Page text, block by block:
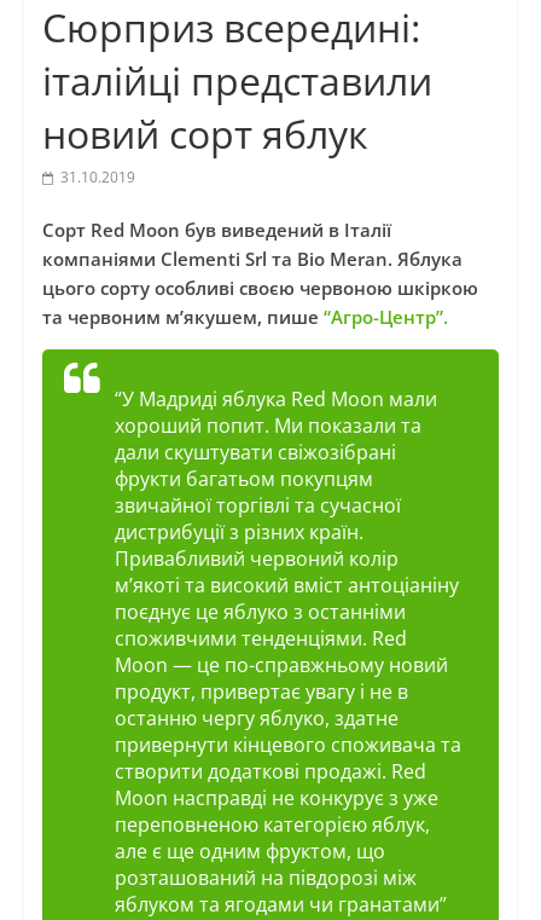
Сюрприз всередині:
італійці представили
новий сорт яблук
31.10.2019
Сорт Red Moon був виведений в Італії
компаніями Clementi Srl та Bio Meran. Яблука
цього сорту особливі своєю червоною шкіркою
та червоним м’якушем, пише “Агро-Центр”.
“У Мадриді яблука Red Moon мали
хороший попит. Ми показали та
дали скуштувати свіжозібрані
фрукти багатьом покупцям
звичайної торгівлі та сучасної
дистрибуції з різних країн.
Привабливий червоний колір
м’якоті та високий вмістантоціаніну
поєднує це яблуко з останніми
споживчими тенденціями. Red
Moon — це по-справжньому новий
продукт, привертає увагу і не в
останню чергу яблуко, здатне
привернути кінцевого споживача та
створити додаткові продажі. Red
Moon насправді не конкурує з уже
переповненою категорією яблук,
але є ще одним фруктом, що
розташований на півдорозі між
яблуком та ягодами чи гранатами”